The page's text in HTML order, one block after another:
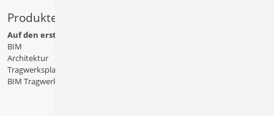
Produkte
Auf den ersten Blick
BIM
Architektur
Tragwerksplanung
BIM Tragwerksplanung